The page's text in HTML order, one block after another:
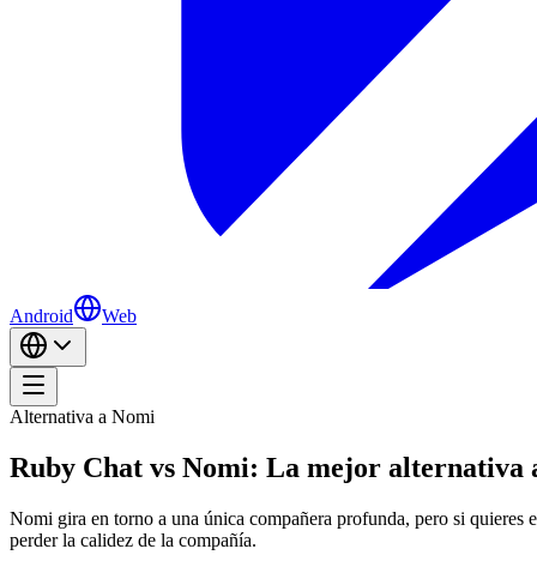
Android Web
Alternativa a Nomi
Ruby Chat vs Nomi: La mejor alternativa
Nomi gira en torno a una única compañera profunda, pero si quieres
perder la calidez de la compañía.